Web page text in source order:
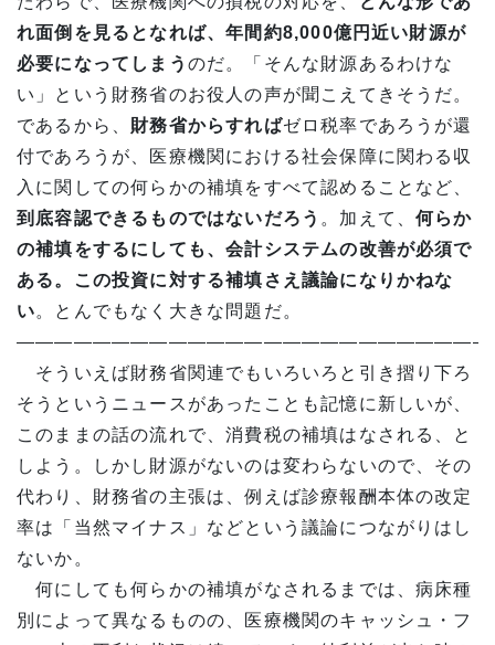
れ面倒を見るとなれば、年間約8,000億円近い財源が
必要になってしまう のだ。「そんな財源あるわけな
い」という財務省のお役人の声が聞こえてきそうだ。
であるから、 財務省からすればゼロ税率であろうが還
付であろうが、医療機関における社会保障に関わる収
入に関しての何らかの補填をすべて認めることなど、
到底容認できるものではないだろう 。加えて、何らか
の補填をするにしても、会計システムの改善が必須で
ある。この投資に対する補填さえ議論になりかねな
い。とんでもなく大きな問題だ。
そういえば財務省関連でもいろいろと引き摺り下ろ
そうというニュースがあったことも記憶に新しいが、
このままの話の流れで、消費税の補填はなされる、と
しよう。しかし財源がないのは変わらないので、その
代わり、財務省の主張は、例えば診療報酬本体の改定
率は「当然マイナス」などという議論につながりはし
ないか。
何にしても何らかの補填がなされるまでは、病床種
別によって異なるものの、医療機関のキャッシュ・フ